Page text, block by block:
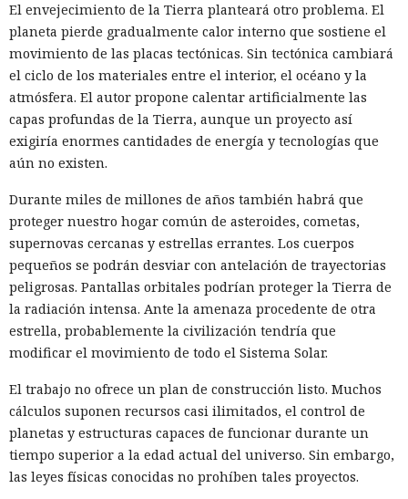
Las reglas para evaluar los modelos de IA más potentes
pueden afectar a toda la industria, sin embargo La Casa
Blancacompletóun nuevo programa voluntario sin debate
público y por el momento no ha revelado su contenido.
El documento se preparó dentro del plazo establecido por el
decreto ejecutivo del presidente de EE. UU., Donald Trump,
del 2 de junio. Las autoridades discutieron el proyecto con
Anthropic, OpenAI y Google, así como con otros
desarrolladores. Se invitó a representantes de las empresas
a una reunión a puerta cerrada para analizar los pasos a
seguir.
El programa debe ayudar a los desarrolladores a
determinar con antelación si el modelo que crean está
sujeto a revisión gubernamental. Los participantes podrán
proporcionar a las autoridades acceso a determinados
sistemas avanzados por un periodo de hasta 30 días antes
de su lanzamiento o de su transferencia a otros socios de
confianza.
Durante ese tiempo, especialistas gubernamentales
El envejecimiento de la Tierra planteará otro problema. El
planeta pierde gradualmente calor interno que sostiene el
movimiento de las placas tectónicas. Sin tectónica cambiará
el ciclo de los materiales entre el interior, el océano y la
atmósfera. El autor propone calentar artificialmente las
capas profundas de la Tierra, aunque un proyecto así
exigiría enormes cantidades de energía y tecnologías que
aún no existen.
Durante miles de millones de años también habrá que
proteger nuestro hogar común de asteroides, cometas,
supernovas cercanas y estrellas errantes. Los cuerpos
pequeños se podrán desviar con antelación de trayectorias
peligrosas. Pantallas orbitales podrían proteger la Tierra de
la radiación intensa. Ante la amenaza procedente de otra
estrella, probablemente la civilización tendría que
modificar el movimiento de todo el Sistema Solar.
El trabajo no ofrece un plan de construcción listo. Muchos
cálculos suponen recursos casi ilimitados, el control de
planetas y estructuras capaces de funcionar durante un
tiempo superior a la edad actual del universo. Sin embargo,
las leyes físicas conocidas no prohíben tales proyectos.